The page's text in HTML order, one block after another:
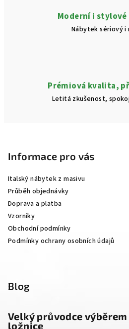
Moderní i
Nábytek sériový i
Prémiová kvalita,
Letitá zkušenost,
Informace pro vás
Italský nábytek z masivu
Průběh objednávky
Doprava a platba
Vzorníky
Obchodní podmínky
Podmínky ochrany osobních údajů
Blog
Velký průvodce
ložnice